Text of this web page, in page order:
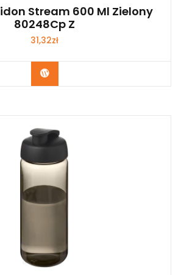
Stream 600 Ml Zielony
80248Cp Z
31,32zł
Kup Teraz